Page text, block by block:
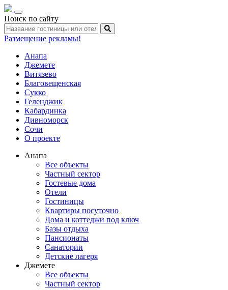
Toggle
navigation
Поиск по сайту
Размещение рекламы!
Анапа
Джемете
Витязево
Благовещенская
Сукко
Геленджик
Кабардинка
Дивноморск
Сочи
О проекте
Анапа
Все объекты
Частный сектор
Гостевые дома
Отели
Гостиницы
Квартиры посуточно
Дома и коттеджи под ключ
Базы отдыха
Пансионаты
Санатории
Детские лагеря
Джемете
Все объекты
Частный сектор